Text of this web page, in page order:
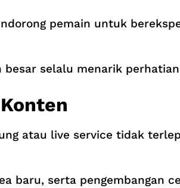
pemain untuk
selalu menarik
atau live service tidak
baru, serta pengembangan